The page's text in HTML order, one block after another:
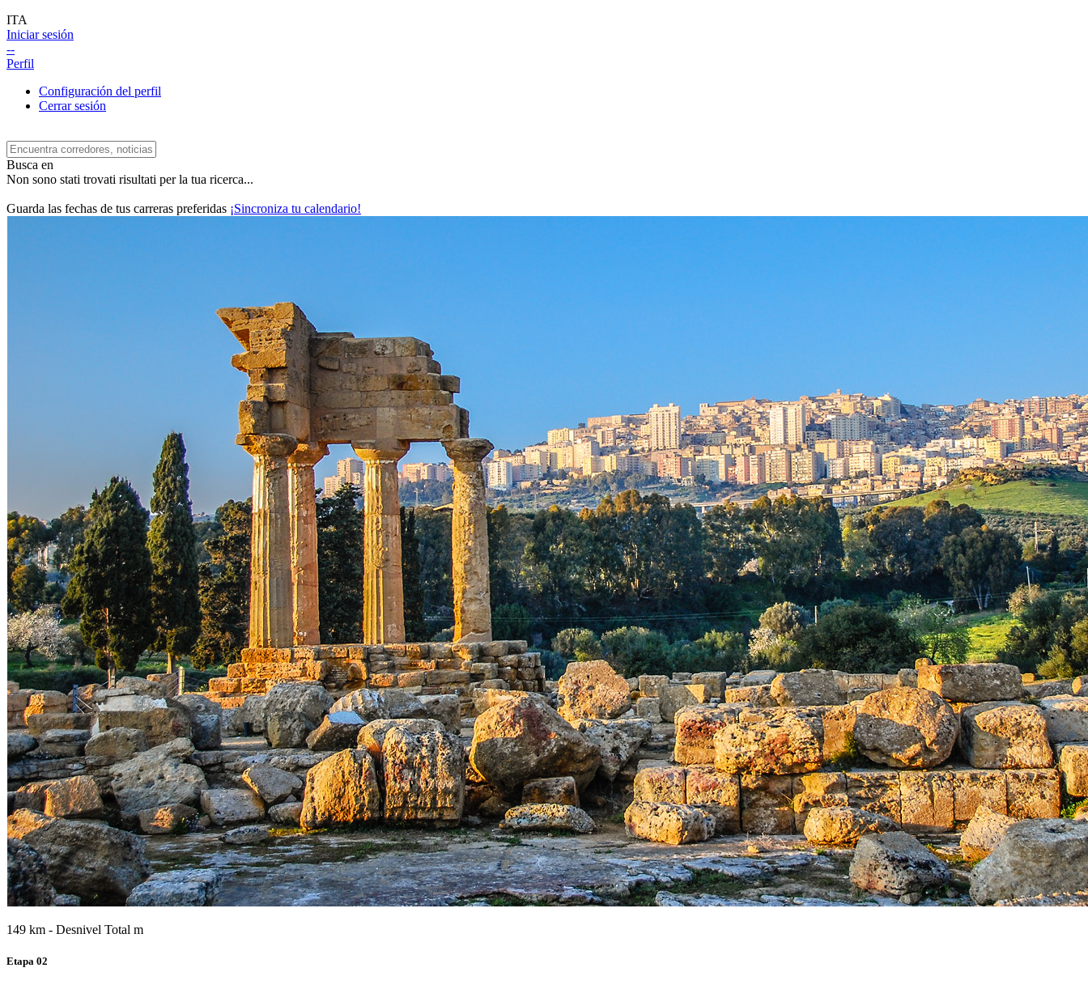
ITA
Iniciar sesión
--
Perfil
Configuración del perfil
Cerrar sesión
Busca en
Non sono stati trovati risultati per la tua ricerca...
Guarda las fechas de tus carreras preferidas ¡Sincroniza tu calendario!
149 km - Desnivel Total m
Etapa 02